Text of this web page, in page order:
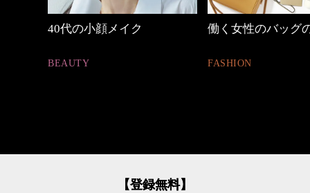
働く女性のバッグの中身
FASHION
優木まおみさん「
【登録無料】